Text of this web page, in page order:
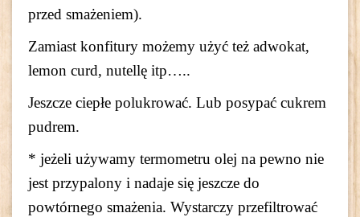
przed smażeniem).
Zamiast konfitury możemy użyć też adwokat,
lemon curd, nutellę itp…..
Jeszcze ciepłe polukrować. Lub posypać cukrem
pudrem.
* jeżeli używamy termometru olej na pewno nie
jest przypalony i nadaje się jeszcze do
powtórnego smażenia. Wystarczy przefiltrować